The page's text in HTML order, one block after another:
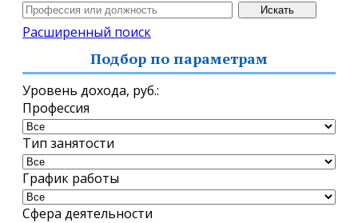
Расширенный поиск
Подбор по параметрам
Уровень дохода, руб.:
Профессия
Тип занятости
График работы
Сфера деятельности